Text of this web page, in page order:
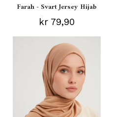
Farah - Svart Jersey Hijab
kr 79,90